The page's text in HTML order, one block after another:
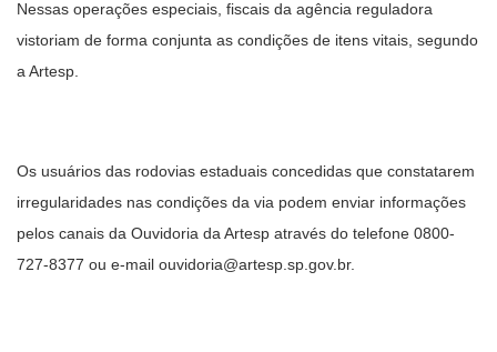
Nessas operações especiais, fiscais da agência reguladora
vistoriam de forma conjunta as condições de itens vitais, segundo
a Artesp.
Os usuários das rodovias estaduais concedidas que constatarem
irregularidades nas condições da via podem enviar informações
pelos canais da Ouvidoria da Artesp através do telefone 0800-
727-8377 ou e-mail ouvidoria@artesp.sp.gov.br.